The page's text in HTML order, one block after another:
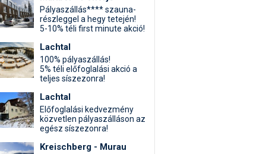
Pályaszállás**** szauna-
részleggel a hegy tetején!
5-10% téli first minute akció!
Lachtal
100% pályaszállás!
5% téli előfoglalási akció a
teljes síszezonra!
Lachtal
Előfoglalási kedvezmény
közvetlen pályaszálláson az
egész síszezonra!
Kreischberg - Murau